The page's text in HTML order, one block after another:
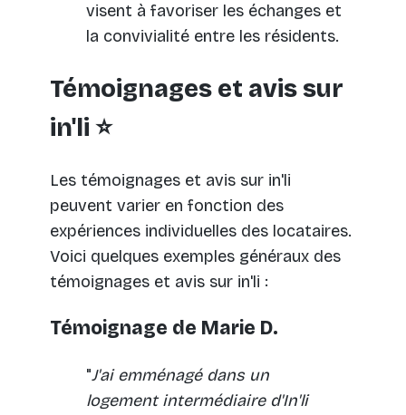
visent à favoriser les échanges et
la convivialité entre les résidents.
Témoignages et avis sur
in'li ⭐️
Les témoignages et avis sur in'li
peuvent varier en fonction des
expériences individuelles des locataires.
Voici quelques exemples généraux des
témoignages et avis sur in'li :
Témoignage de Marie D.
"J'ai emménagé dans un
logement intermédiaire d'In'li